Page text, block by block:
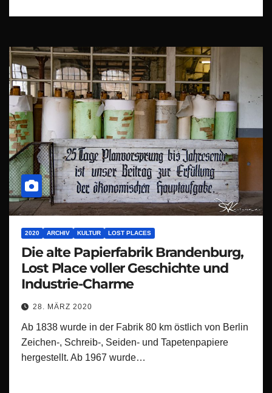
2020 ARCHIV KULTUR LOST PLACES
Die alte Papierfabrik Brandenburg,
Lost Place voller Geschichte und
Industrie-Charme
28. MÄRZ 2020
Ab 1838 wurde in der Fabrik 80 km östlich von Berlin
Zeichen-, Schreib-, Seiden- und Tapetenpapiere
hergestellt. Ab 1967 wurde…